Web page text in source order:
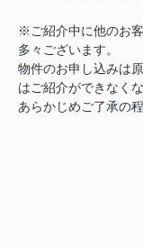
※ご紹介中に他のお
多々ございます。
物件のお申し込みは
はご紹介ができなく
あらかじめご了承の